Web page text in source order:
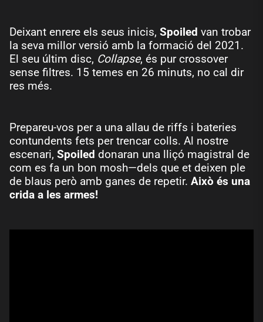
Deixant enrere els seus inicis, Spoiled van trobar
la seva millor versió amb la formació del 2021.
El seu últim disc, Collapse, és pur crossover
sense filtres. 15 temes en 26 minuts, no cal dir
res més.
Prepareu-vos per a una allau de riffs i bateries
contundents fets per trencar colls. Al nostre
escenari, Spoiled donaran una lliçó magistral de
com es fa un bon mosh—dels que et deixen ple
de blaus però amb ganes de repetir. Això és una
crida a les armes!